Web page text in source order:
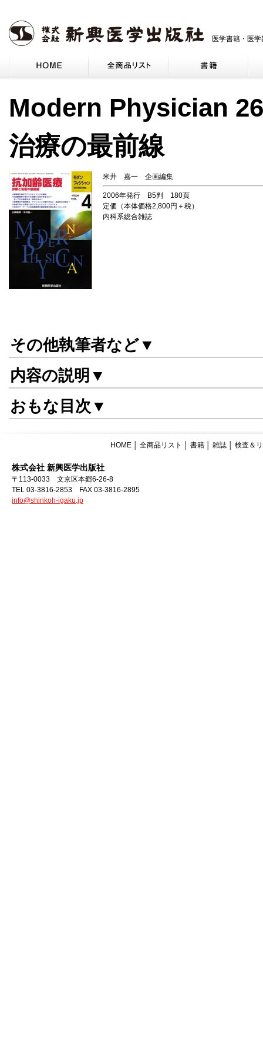
医学書籍・医
Modern Physician
治療の最前線
米井 嘉一 企画編集
2006年発行 B5判 180頁
定価（本体価格2,800円＋税）
内科系総合雑誌
その他執筆者など▼
内容の説明▼
おもな目次▼
HOME 全商品リスト 書籍 雑誌 検査＆
株式会社 新興医学出版社
〒113-0033 文京区本郷6-26-8
TEL 03-3816-2853 FAX 03-3816-2895
info@shinkoh-igaku.jp